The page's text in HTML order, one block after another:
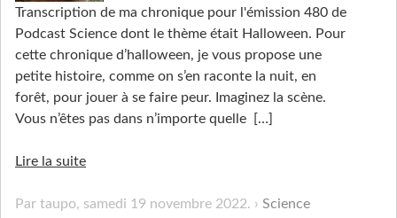
Transcription de ma chronique pour l'émission 480 de
Podcast Science dont le thème était Halloween. Pour
cette chronique d’halloween, je vous propose une
petite histoire, comme on s’en raconte la nuit, en
forêt, pour jouer à se faire peur. Imaginez la scène.
Vous n’êtes pas dans n’importe quelle
[…]
Lire la suite
Par taupo, samedi 19 novembre 2022. Science